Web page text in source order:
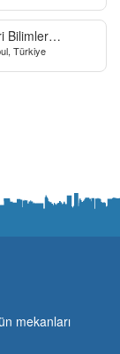
Bilimler
Türkiye
mekanları